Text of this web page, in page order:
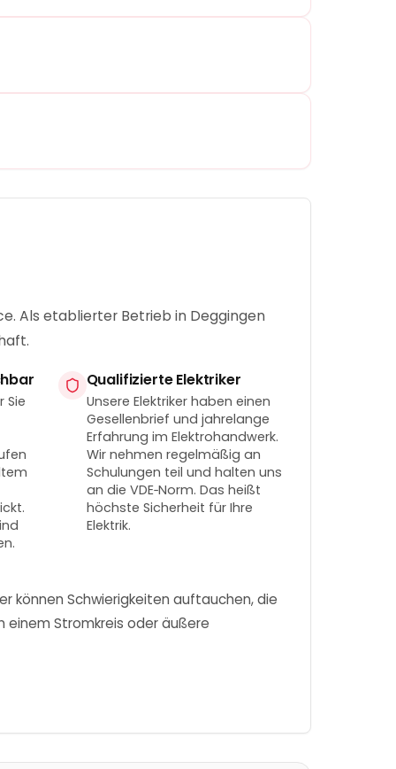
Als etablierter Betrieb in Deggingen
Sie
Qualifizierte Elektriker
Unsere Elektriker haben einen
Gesellenbrief und jahrelange
Erfahrung im Elektrohandwerk.
Wir nehmen regelmäßig an
Schulungen teil und halten uns
an die VDE‑Norm. Das heißt
höchste Sicherheit für Ihre
Elektrik.
können Schwierigkeiten auftauchen, die
einem Stromkreis oder äußere